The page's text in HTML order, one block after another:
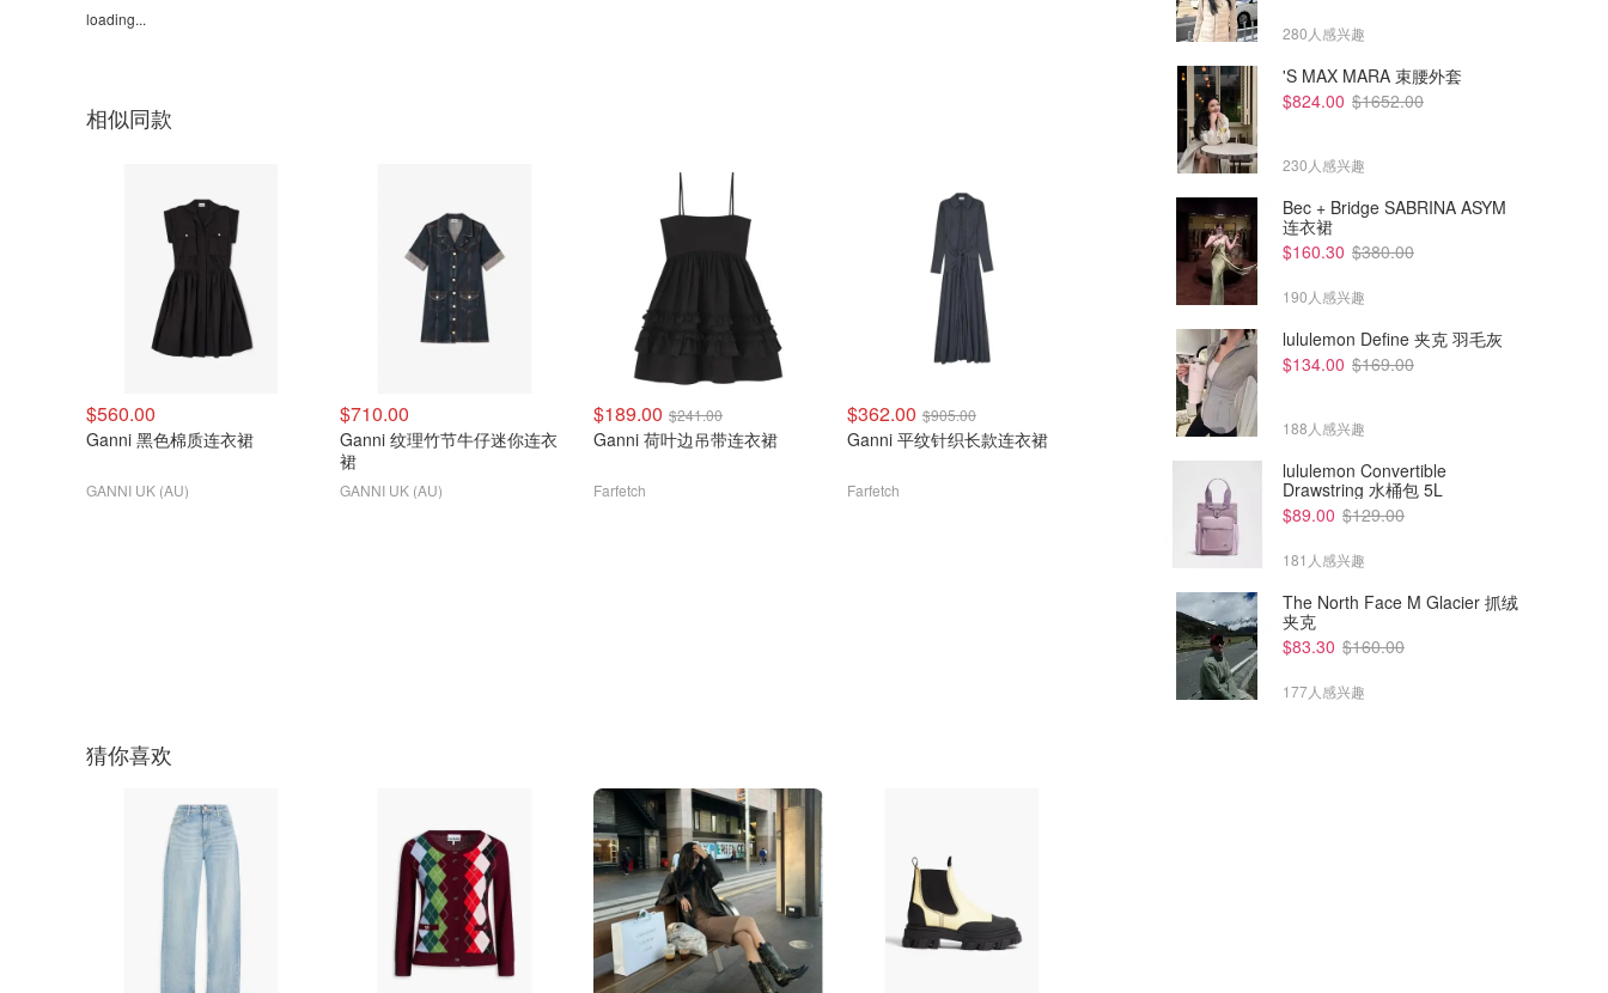
loading...
相似同款
$560.00
Ganni 黑色棉质连衣裙
GANNI UK (AU)
$710.00
Ganni 纹理竹节牛仔迷你连衣
裙
GANNI UK (AU)
$189.00 $241.00
Ganni 荷叶边吊带连衣裙
Farfetch
$362.00 $905.00
Ganni 平纹针织长款连衣裙
Farfetch
$543.00
Ganni 迷你荷叶边口袋连衣裙 Ganni 褶边收腰迷你连衣裙
Farfetch
猜你喜欢
280人感兴趣
'S MAX MARA 束腰外套
$824.00 $1652.00
230人感兴趣
Bec + Bridge SABRINA ASYM
连衣裙
$160.30 $380.00
190人感兴趣
lululemon Define 夹克 羽毛灰
$134.00 $169.00
188人感兴趣
lululemon Convertible
Drawstring 水桶包 5L
$89.00 $129.00
181人感兴趣
The North Face M Glacier 抓绒
夹克
$83.30 $160.00
177人感兴趣